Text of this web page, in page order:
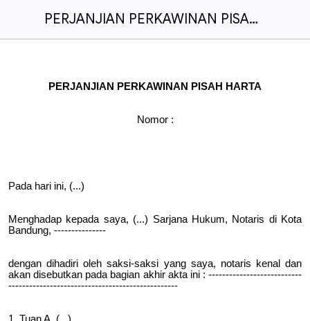
PERJANJIAN PERKAWINAN PISAH HARTA
PERJANJIAN PERKAWINAN PISAH HARTA
Nomor :
Pada hari ini, (...)
Menghadap kepada saya, (...) Sarjana Hukum, Notaris di Kota
Bandung, ---------------
dengan dihadiri oleh saksi-saksi yang saya, notaris kenal dan
akan disebutkan pada bagian akhir akta ini : ---------------------------
-------------------------------------------------